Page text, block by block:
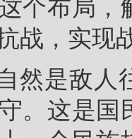
个布局，
战，实现
然是敌人
。这是国